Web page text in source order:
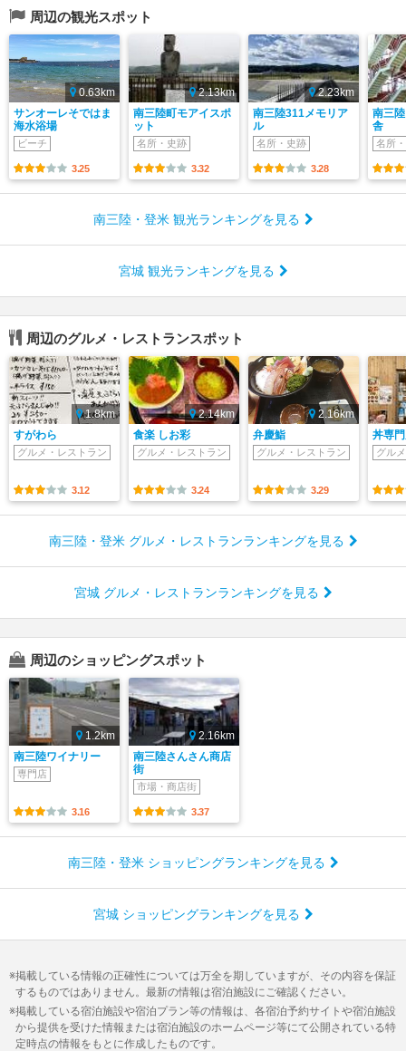
周辺の観光スポット
0.63km
サンオーレそではま
海水浴場
ビーチ
3.25
2.13km
南三陸町モアイスポ
ット
名所・史跡
3.32
2.23km
南三陸311メモリア
ル
名所・史跡
3.28
南三
舎
名所
南三陸・登米 観光ランキングを見る
宮城 観光ランキングを見る
周辺のグルメ・レストランスポット
1.8km
すがわら
グルメ・レストラン
3.12
2.14km
食楽 しお彩
グルメ・レストラン
3.24
2.16km
弁慶鮨
グルメ・レストラン
3.29
丼専
グル
南三陸・登米 グルメ・レストランランキングを見る
宮城 グルメ・レストランランキングを見る
周辺のショッピングスポット
1.2km
南三陸ワイナリー
専門店
3.16
2.16km
南三陸さんさん商店
街
市場・商店街
3.37
南三陸・登米 ショッピングランキングを見る
宮城 ショッピングランキングを見る
掲載している情報の正確性については万全を期していますが、その内容を保証
するものではありません。最新の情報は宿泊施設にご確認ください。
掲載している宿泊施設や宿泊プラン等の情報は、各宿泊予約サイトや宿泊施設
から提供を受けた情報または宿泊施設のホームページ等にて公開されている特
定時点の情報をもとに作成したものです。